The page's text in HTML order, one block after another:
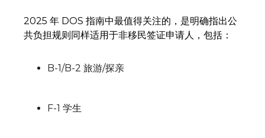
2025 年 DOS 指南中最值得关注的，是明确指出公
共负担规则同样适用于非移民签证申请人，包括：
B-1/B-2 旅游/探亲
F-1 学生